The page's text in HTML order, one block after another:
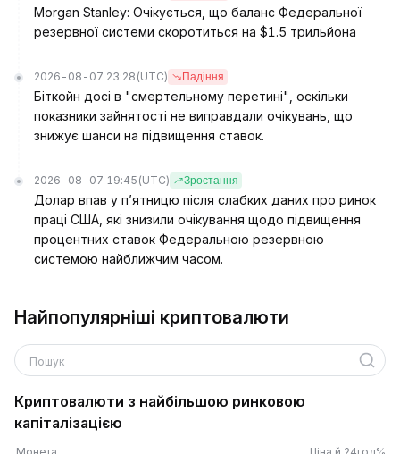
Morgan Stanley: Очікується, що баланс Федеральної
резервної системи скоротиться на $1.5 трильйона
2026-08-07 23:28 (UTC) Падіння
Біткойн досі в "смертельному перетині", оскільки
показники зайнятості не виправдали очікувань, що
знижує шанси на підвищення ставок.
2026-08-07 19:45 (UTC) Зростання
Долар впав у п’ятницю після слабких даних про ринок
праці США, які знизили очікування щодо підвищення
процентних ставок Федеральною резервною
системою найближчим часом.
Найпопулярніші криптовалюти
Пошук
Криптовалюти з найбільшою ринковою
капіталізацією